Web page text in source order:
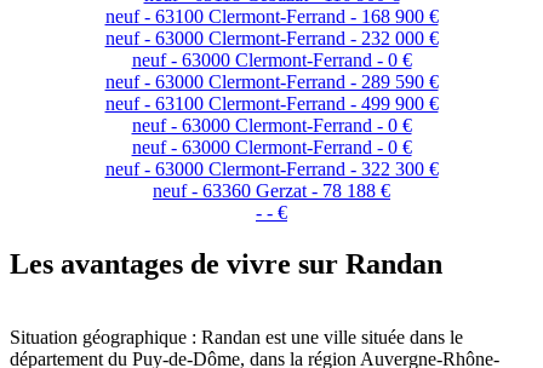
neuf - 63100 Clermont-Ferrand - 168 900 €
neuf - 63000 Clermont-Ferrand - 232 000 €
neuf - 63000 Clermont-Ferrand - 0 €
neuf - 63000 Clermont-Ferrand - 289 590 €
neuf - 63100 Clermont-Ferrand - 499 900 €
neuf - 63000 Clermont-Ferrand - 0 €
neuf - 63000 Clermont-Ferrand - 0 €
neuf - 63000 Clermont-Ferrand - 322 300 €
neuf - 63360 Gerzat - 78 188 €
- - €
Les avantages de vivre sur Randan
Situation géographique : Randan est une ville située dans le
département du Puy-de-Dôme, dans la région Auvergne-Rhône-